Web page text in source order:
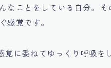
なことをしている自分。
感覚です。
に委ねてゆっくり呼吸を